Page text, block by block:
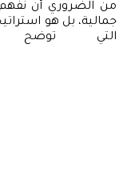
من الضروري أن
جمالية، بل هو
التي توضح